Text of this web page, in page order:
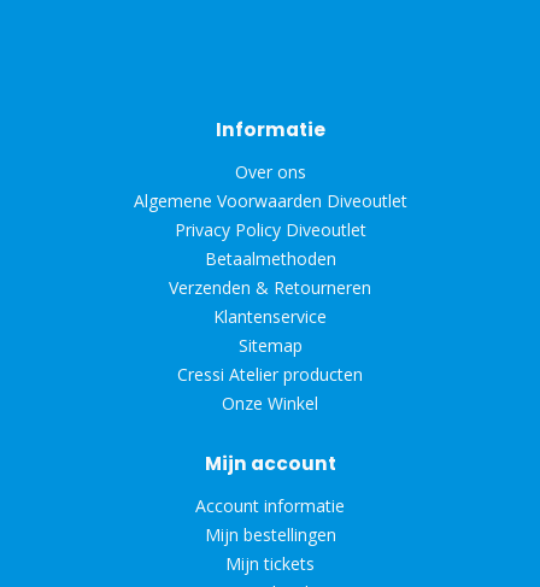
Informatie
Over ons
Algemene Voorwaarden Diveoutlet
Privacy Policy Diveoutlet
Betaalmethoden
Verzenden & Retourneren
Klantenservice
Sitemap
Cressi Atelier producten
Onze Winkel
Mijn account
Account informatie
Mijn bestellingen
Mijn tickets